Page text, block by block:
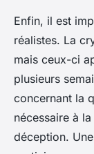
Enfin, il est
réalistes. La
mais ceux-ci
plusieurs
concernant la
nécessaire à
déception.